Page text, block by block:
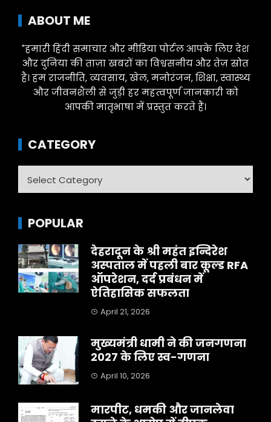
ABOUT ME
"हमारी हिंदी समाचार और मीडिया पोर्टल आपके लिए देश
और दुनिया की ताज़ा खबरों का विश्वसनीय और तेज़ स्रोत
है। हम राजनीति, व्यवसाय, खेल, मनोरंजन, शिक्षा, स्वास्थ्य
और जीवनशैली से जुड़ी हर महत्वपूर्ण जानकारी को
आपकी मातृभाषा में प्रस्तुत करते हैं।
CATEGORY
POPULAR
देहरादून के श्री महंत इन्दिरेश
अस्पताल में पहली बार कूल्ड RFA
ऑपरेशन, दर्द प्रबंधन में
ऐतिहासिक सफलता
April 21, 2026
मुख्यमंत्री धामी ने की जनगणना
2027 के लिए स्व-गणना
April 10, 2026
मारपीट, धमकी और जानलेवा